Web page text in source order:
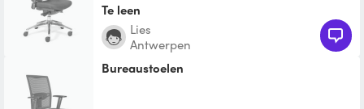
Te leen
Lies
Antwerpen
Bureaustoelen